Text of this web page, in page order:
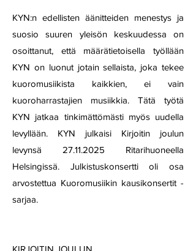
KYN:n edellisten äänitteiden menestys ja
suosio suuren yleisön keskuudessa on
osoittanut, että määrätietoisella työllään
KYN on luonut jotain sellaista, joka tekee
kuoromusiikista kaikkien, ei vain
kuoroharrastajien musiikkia. Tätä työtä
KYN jatkaa tinkimättömästi myös uudella
levyllään. KYN julkaisi Kirjoitin joulun
levynsä 27.11.2025 Ritarihuoneella
Helsingissä. Julkistuskonsertti oli osa
arvostettua Kuoromusiikin kausikonsertit -
sarjaa.
KIRJOITIN JOULUN